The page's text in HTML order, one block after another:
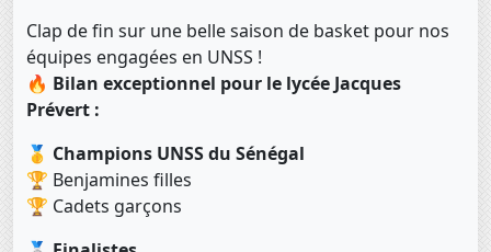
Clap de fin sur une belle saison de basket pour nos
équipes engagées en UNSS !
🔥 Bilan exceptionnel pour le lycée Jacques
Prévert :
🥇 Champions UNSS du Sénégal
🏆 Benjamines filles
🏆 Cadets garçons